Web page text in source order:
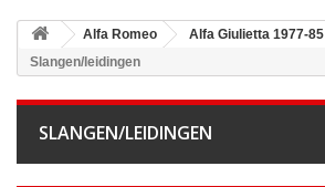
Alfa Romeo Alfa Giulietta 1977-85
Slangen/leidingen
SLANGEN/LEIDINGEN